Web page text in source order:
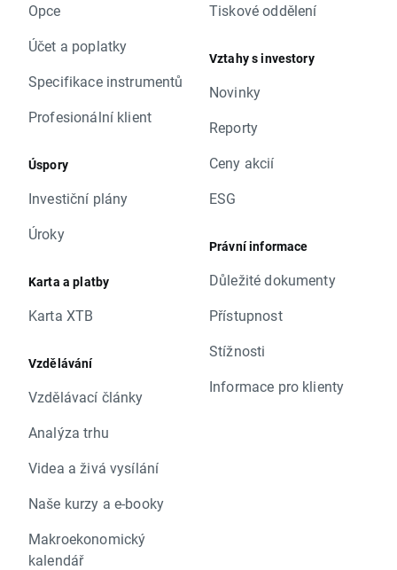
Opce
Účet a poplatky
Specifikace instrumentů
Profesionální klient
Úspory
Investiční plány
Úroky
Karta a platby
Karta XTB
Vzdělávání
Vzdělávací články
Analýza trhu
Videa a živá vysílání
Naše kurzy a e-booky
Makroekonomický
kalendář
Tiskové oddělení
Vztahy s investory
Novinky
Reporty
Ceny akcií
ESG
Právní informace
Důležité dokumenty
Přístupnost
Stížnosti
Informace pro klienty